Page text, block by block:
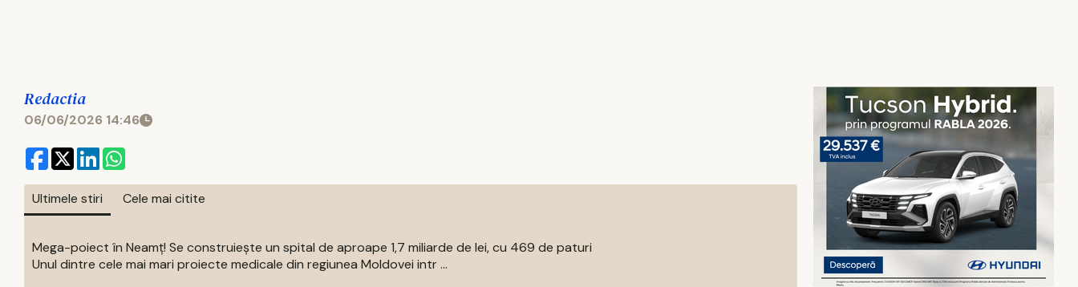
Redactia
06/06/2026 14:46
Ultimele stiri Cele mai citite
Mega-poiect în Neamț! Se construiește un spital de aproape 1,7 miliarde de lei, cu 469 de paturi
Unul dintre cele mai mari proiecte medicale din regiunea Moldovei intr ...